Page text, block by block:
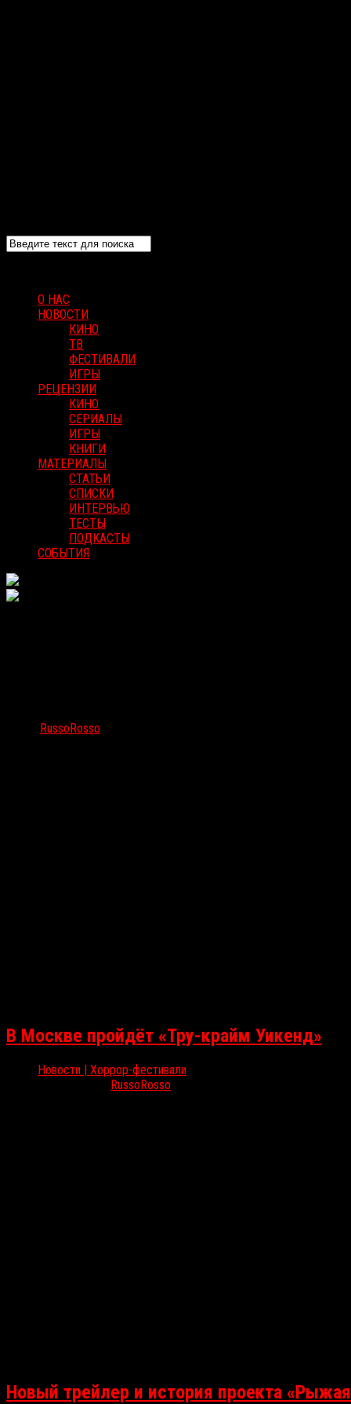
О НАС
НОВОСТИ
КИНО
ТВ
ФЕСТИВАЛИ
ИГРЫ
РЕЦЕНЗИИ
КИНО
СЕРИАЛЫ
ИГРЫ
КНИГИ
МАТЕРИАЛЫ
СТАТЬИ
СПИСКИ
ИНТЕРВЬЮ
ТЕСТЫ
ПОДКАСТЫ
СОБЫТИЯ
RussoRosso
В Москве пройдёт «Тру-крайм Уикенд»
Новости | Хоррор-фестивали
RussoRosso
Новый трейлер и история проекта